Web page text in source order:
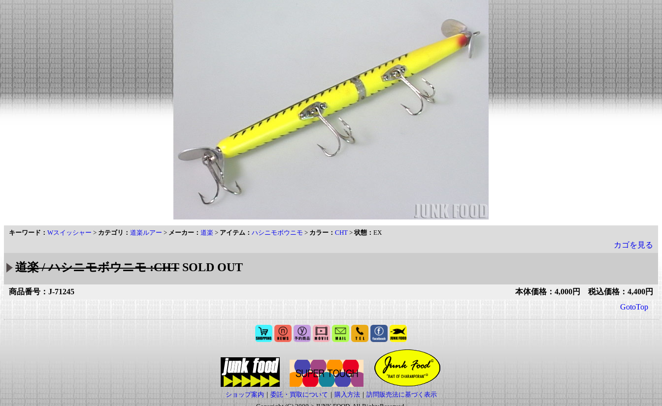
キーワード： Wスイッシャー > カテゴリ： 道楽ルアー > メーカー： 道楽 > アイテム： ハシニモボウニモ > カラー： CHT >状態： EX
カゴを見る
道楽 / ハシニモボウニモ :CHT SOLD OUT
商品番号：J-71245
本体価格：4,000円 税込価格：4,400円
GotoTop
ショップ案内 ｜ 委託・買取について ｜ 購入方法｜ 訪問販売法に基づく表示